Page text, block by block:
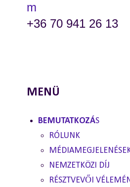
m
+36 70 941 26 13
MENÜ
BEMUTATKOZÁS
RÓLUNK
NEMZETKÖZI DÍJ
RÉSZTVEVŐI